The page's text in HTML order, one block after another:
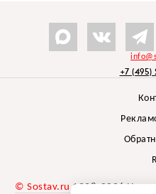
+7
© Sostav.ru 1998-2026